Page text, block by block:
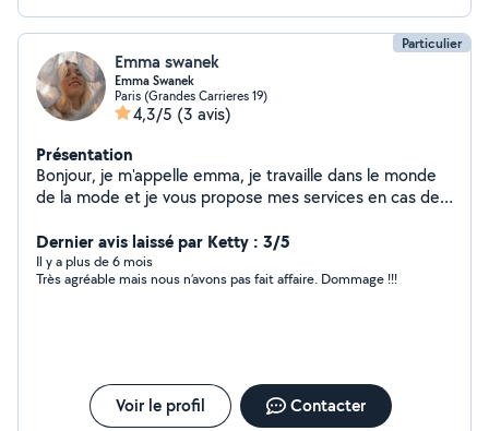
Particulier
Emma swanek
Emma Swanek
Paris (Grandes Carrieres 19)
4,3/5 (3 avis)
Présentation
Bonjour, je m'appelle emma, je travaille dans le monde
de la mode et je vous propose mes services en cas de
Dernier avis laissé par Ketty : 3/5
Il y a plus de 6 mois
Très agréable mais nous n’avons pas fait affaire. Dommage !!!
Voir le profil Contacter